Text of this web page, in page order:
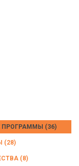
ПРОГРАММЫ (36)
(28)
(8)